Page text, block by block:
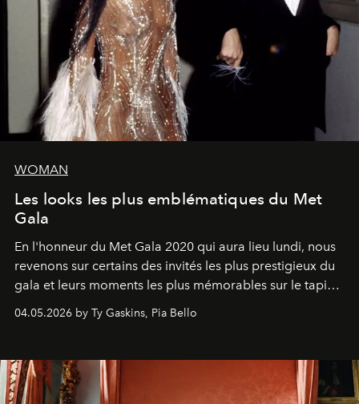
WOMAN
Les looks les plus emblématiques du Met
Gala
En l'honneur du Met Gala 2020 qui aura lieu lundi, nous
revenons sur certains des invités les plus prestigieux du
gala et leurs moments les plus mémorables sur le tapis
04.05.2026 by Ty Gaskins, Pia Bello